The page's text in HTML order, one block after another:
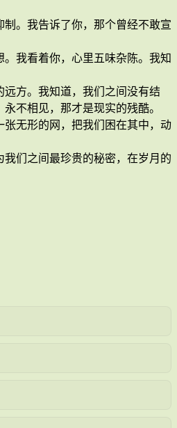
。我告诉了你，那个曾经不敢宣
我看着你，心里五味杂陈。我知
方。我知道，我们之间没有结
不相见，那才是现实的残酷。
无形的网，把我们困在其中，动
们之间最珍贵的秘密，在岁月的